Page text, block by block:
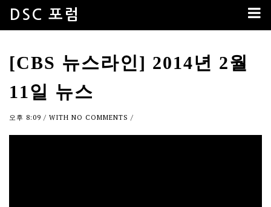
DSC 포럼
[CBS 뉴스라인] 2014년 2월
11일 뉴스
오후 8:09 / WITH NO COMMENTS /